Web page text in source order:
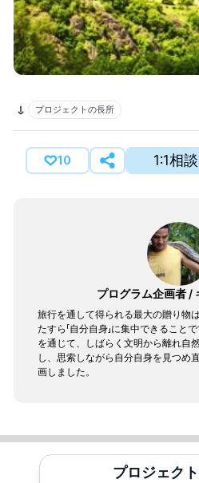
プロジェクトの長所
10 1:1相談
プログラム企画者/
旅行を通して得られる最大の贈り物
たすら「自分自身」に集中できること
を通じて、しばらく文明から離れ自
し、思索しながら自分自身を見つめ
画しました。
プロジェク